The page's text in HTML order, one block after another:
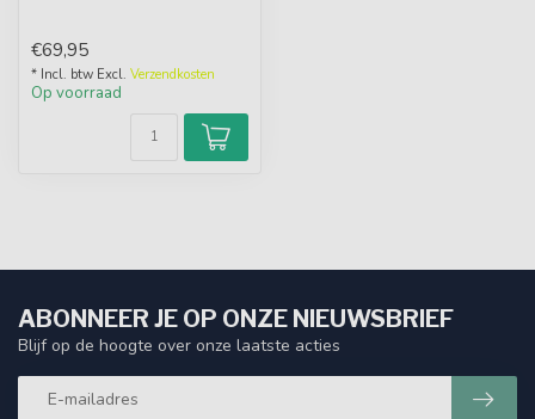
€69,95
* Incl. btw Excl. Verzendkosten
Op voorraad
ABONNEER JE OP ONZE NIEUWSBRIEF
Blijf op de hoogte over onze laatste acties